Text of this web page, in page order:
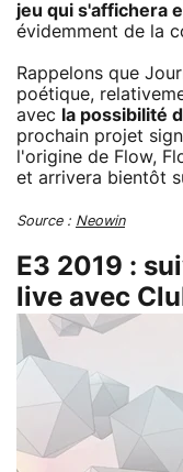
jeu qui s'affichera
évidemment de la
Rappelons que
poétique,
avec
la possibilité
prochain projet
l'origine de Flow,
et arrivera bientôt
Source : Neowin
E3 2019 :
live avec